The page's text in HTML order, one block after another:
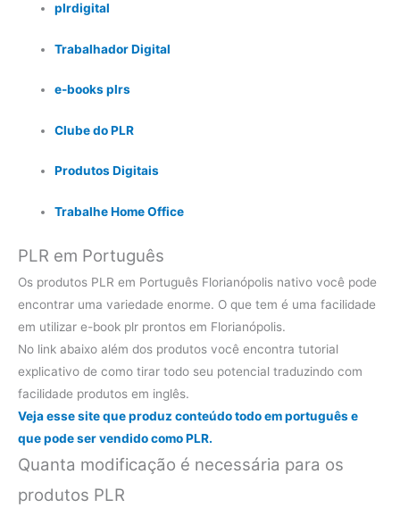
plrdigital
Trabalhador Digital
e-books plrs
Clube do PLR
Produtos Digitais
Trabalhe Home Office
PLR em Português
Os produtos PLR em Português Florianópolis nativo você pode
encontrar uma variedade enorme. O que tem é uma facilidade
em utilizar e-book plr prontos em Florianópolis.
No link abaixo além dos produtos você encontra tutorial
explicativo de como tirar todo seu potencial traduzindo com
facilidade produtos em inglês.
Veja esse site que produz conteúdo todo em português e
que pode ser vendido como PLR.
Quanta modificação é necessária para os
produtos PLR